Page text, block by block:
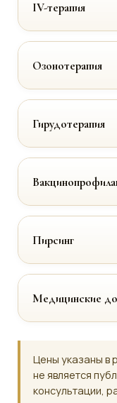
IV-терапия
Озонотерапия
Гирудотерапия
Пирсинг
Медицинские
Цены указаны в
не является
консультации,